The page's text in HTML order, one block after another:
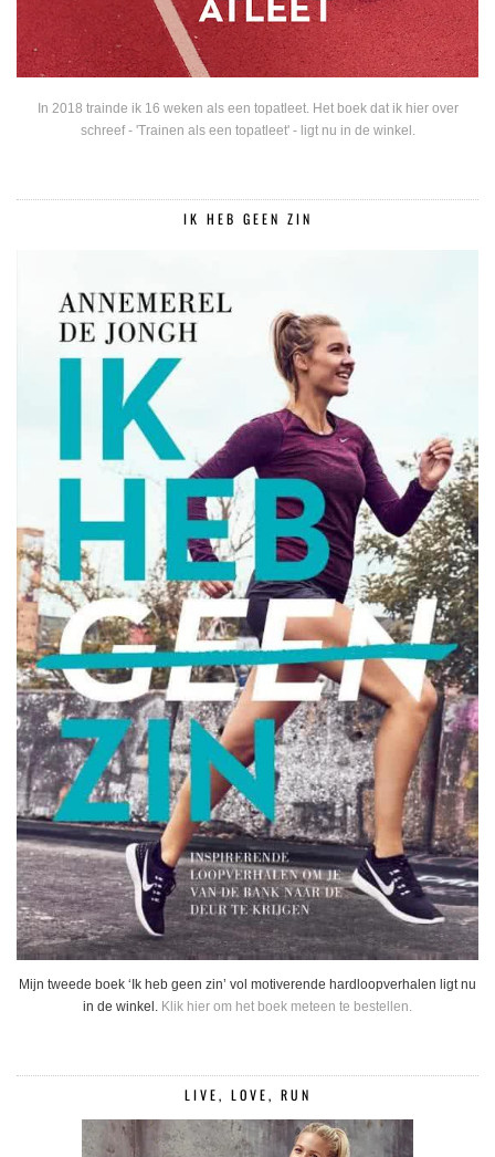
In 2018 trainde ik 16 weken als een topatleet. Het boek dat ik hier over
schreef - 'Trainen als een topatleet' - ligt nu in de winkel.
IK HEB GEEN ZIN
Mijn tweede boek ‘Ik heb geen zin’ vol motiverende hardloopverhalen ligt nu
in de winkel. Klik hier om het boek meteen te bestellen.
LIVE, LOVE, RUN